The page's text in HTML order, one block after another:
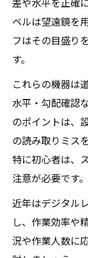
ベルは望遠鏡を
フはその目盛り
す。
これらの機器は
水平・勾配確認
のポイントは、
の読み取りミス
特に初心者は、
注意が必要です。
近年はデジタル
し、作業効率や
況や作業人数に